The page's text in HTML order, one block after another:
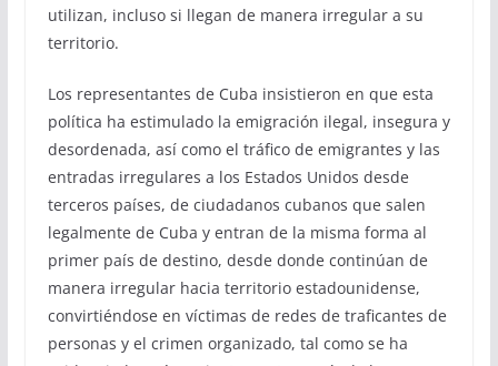
utilizan, incluso si llegan de manera irregular a su
territorio.
Los representantes de Cuba insistieron en que esta
política ha estimulado la emigración ilegal, insegura y
desordenada, así como el tráfico de emigrantes y las
entradas irregulares a los Estados Unidos desde
terceros países, de ciudadanos cubanos que salen
legalmente de Cuba y entran de la misma forma al
primer país de destino, desde donde continúan de
manera irregular hacia territorio estadounidense,
convirtiéndose en víctimas de redes de traficantes de
personas y el crimen organizado, tal como se ha